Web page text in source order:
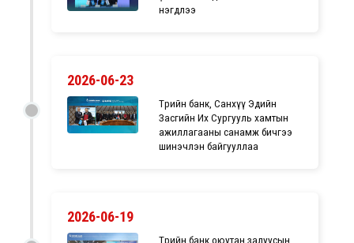
нэгдлээ
2026-06-23
Төрийн банк, Санхүү Эдийн
Засгийн Их Сургууль хамтын
ажиллагааны санамж бичгээ
шинэчлэн байгууллаа
2026-06-19
Төрийн банк оюутан залуусын